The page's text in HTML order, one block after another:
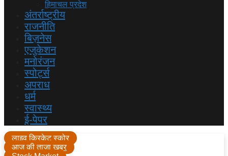
हिमाचल प्रदेश
अंतर्राष्ट्रीय
राजनीति
बिज़नेस
एजुकेशन
मनोरंजन
स्पोर्ट्स
अपराध
धर्म
स्वास्थ्य
ई-पेपर
लाइव क्रिकेट स्कोर
आज की ताजा खबर